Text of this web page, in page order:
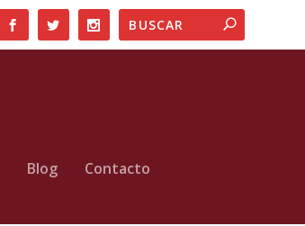
Blog Contacto